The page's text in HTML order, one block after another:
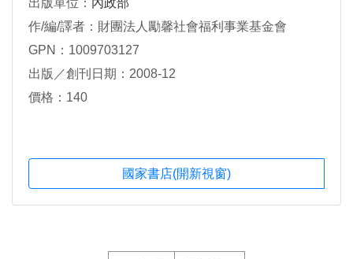
出版單位： 內政部
作/編/譯者：財團法人勵馨社會福利事業基金會
GPN：1009703127
出版／創刊日期：2008-12
價格：140
國家書店(開新視窗)